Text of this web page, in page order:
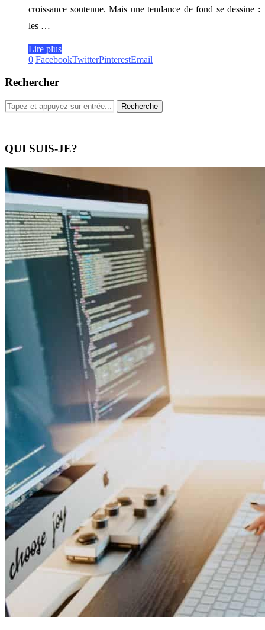
croissance soutenue. Mais une tendance de fond se dessine :
les …
Lire plus
0 FacebookTwitterPinterestEmail
Rechercher
QUI SUIS-JE?